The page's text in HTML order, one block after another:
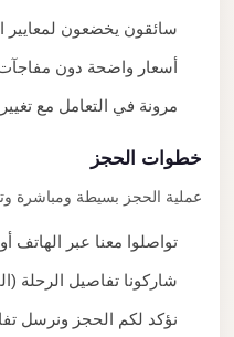
سائقون يخضعون لمعايير
أسعار واضحة دون مفاجآت
مرونة في التعامل مع
خطوات الحجز
عملية الحجز بسيطة ومباشرة
تواصلوا معنا عبر الهاتف أو
شاركونا تفاصيل الرحلة
نؤكد لكم الحجز ونرسل